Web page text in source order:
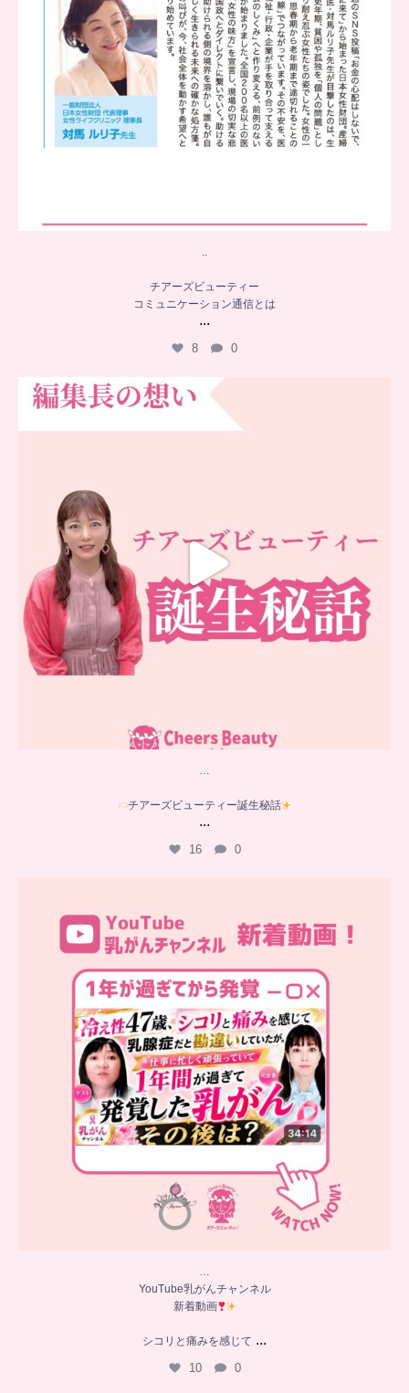
..
チアーズビューティー
コミュニケーション通信とは
...
8 0
チアーズビューティー誕生秘話
…
チアーズビューティー誕生秘話
...
16 0
新着動画
シコリと痛みを感じて
...
10
…
YouTube乳がんチャンネル
新着動画
シコリと痛みを感じて ...
10 0